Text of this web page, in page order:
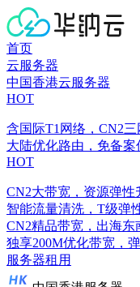
首页
云服务器
中国香港云服务器
HOT
含国际T1网络，CN2三
大陆优化路由，免备案
HOT
CN2大带宽，资源弹性
智能流量清洗，T级弹
CN2精品带宽，出海东
独享200M优化带宽，
服务器租用